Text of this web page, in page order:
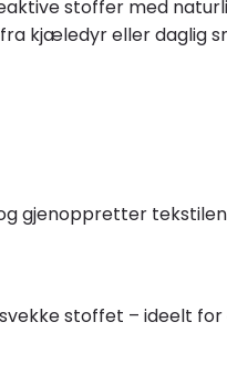
stoffer med
kjæledyr eller daglig
gjenoppretter
stoffet – ideelt